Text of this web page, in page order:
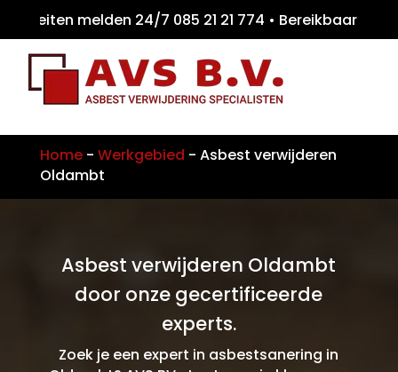
melden 24/7 085 21 21 774 •
Home- Werkgebied - Asbest verwijderen
Oldambt
Asbest verwijderen Oldambt
door onze gecertificeerde
experts.
Zoek je een expert in asbestsanering in